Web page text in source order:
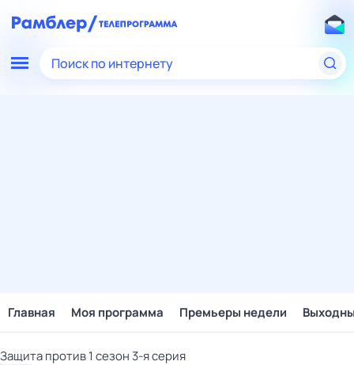
Поиск по интернету
Главная Моя программа Премьеры недели
Защита против 1 сезон 3-я серия